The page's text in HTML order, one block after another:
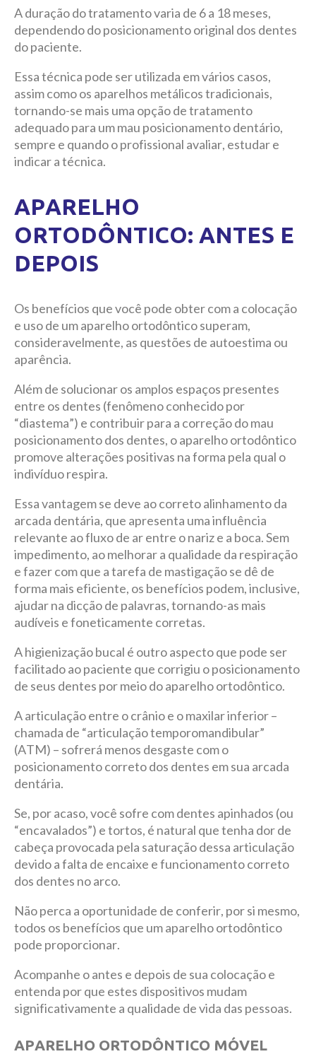
A duração do tratamento varia de 6 a 18 meses,
dependendo do posicionamento original dos dentes
do paciente.
Essa técnica pode ser utilizada em vários casos,
assim como os aparelhos metálicos tradicionais,
tornando-se mais uma opção de tratamento
adequado para um mau posicionamento dentário,
sempre e quando o profissional avaliar, estudar e
indicar a técnica.
APARELHO
ORTODÔNTICO: ANTES E
DEPOIS
Os benefícios que você pode obter com a colocação
e uso de um aparelho ortodôntico superam,
consideravelmente, as questões de autoestima ou
aparência.
Além de solucionar os amplos espaços presentes
entre os dentes (fenômeno conhecido por
“diastema”) e contribuir para a correção do mau
posicionamento dos dentes, o aparelho ortodôntico
promove alterações positivas na forma pela qual o
indivíduo respira.
Essa vantagem se deve ao correto alinhamento da
arcada dentária, que apresenta uma influência
relevante ao fluxo de ar entre o nariz e a boca. Sem
impedimento, ao melhorar a qualidade da respiração
e fazer com que a tarefa de mastigação se dê de
forma mais eficiente, os benefícios podem, inclusive,
ajudar na dicção de palavras, tornando-as mais
audíveis e foneticamente corretas.
A higienização bucal é outro aspecto que pode ser
facilitado ao paciente que corrigiu o posicionamento
de seus dentes por meio do aparelho ortodôntico.
A articulação entre o crânio e o maxilar inferior –
chamada de “articulação temporomandibular”
(ATM) – sofrerá menos desgaste com o
posicionamento correto dos dentes em sua arcada
dentária.
Se, por acaso, você sofre com dentes apinhados (ou
“encavalados”) e tortos, é natural que tenha dor de
cabeça provocada pela saturação dessa articulação
devido a falta de encaixe e funcionamento correto
dos dentes no arco.
Não perca a oportunidade de conferir, por si mesmo,
todos os benefícios que um aparelho ortodôntico
pode proporcionar.
Acompanhe o antes e depois de sua colocação e
entenda por que estes dispositivos mudam
significativamente a qualidade de vida das pessoas.
APARELHO ORTODÔNTICO MÓVEL